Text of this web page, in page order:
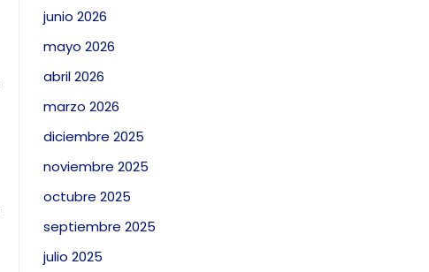
junio 2026
mayo 2026
abril 2026
marzo 2026
diciembre 2025
noviembre 2025
octubre 2025
septiembre 2025
julio 2025